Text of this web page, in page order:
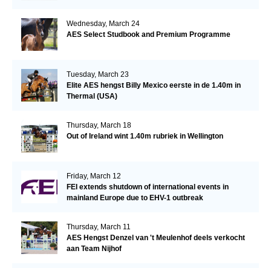
Wednesday, March 24
AES Select Studbook and Premium Programme
Tuesday, March 23
Elite AES hengst Billy Mexico eerste in de 1.40m in
Thermal (USA)
Thursday, March 18
Out of Ireland wint 1.40m rubriek in Wellington
Friday, March 12
FEI extends shutdown of international events in
mainland Europe due to EHV-1 outbreak
Thursday, March 11
AES Hengst Denzel van 't Meulenhof deels verkocht
aan Team Nijhof